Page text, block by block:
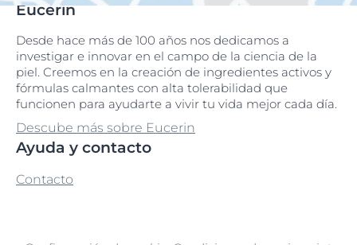
Eucerin
Desde hace más de 100 años nos dedicamos a
investigar e innovar en el campo de la ciencia de la
piel. Creemos en la creación de ingredientes activos y
fórmulas calmantes con alta tolerabilidad que
funcionen para ayudarte a vivir tu vida mejor cada día.
Descube más sobre Eucerin
Ayuda y contacto
Contacto